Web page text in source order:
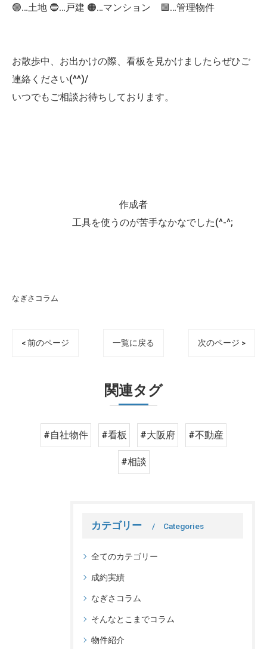
🟢…土地 🔵…戸建 🟠…マンション 🟪…管理物件
お散歩中、お出かけの際、看板を見かけましたらぜひご
連絡ください(^^)/
いつでもご相談お待ちしております。
作成者
工具を使うのが苦手なかなでした(^-^;
なぎさコラム
< 前のページ 一覧に戻る 次のページ >
関連タグ
#自社物件 #看板 #大阪府 #不動産
#相談
カテゴリー Categories
全てのカテゴリー
成約実績
なぎさコラム
そんなとこまでコラム
物件紹介